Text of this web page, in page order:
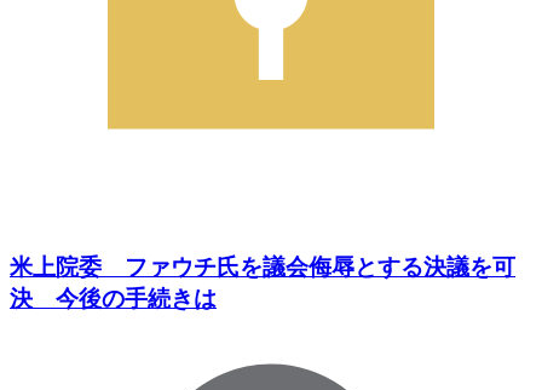
米上院委 ファウチ氏を議会侮辱とする決議を可
決 今後の手続きは